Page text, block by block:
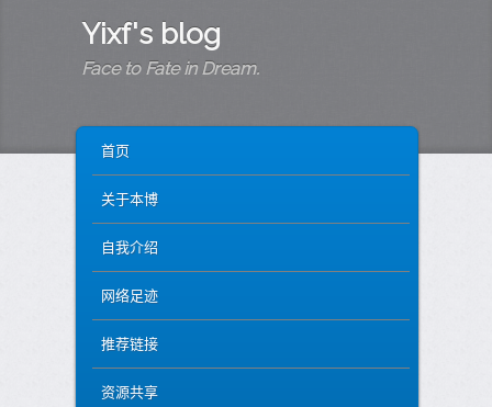
Yixf's blog
Face to Fate in Dream.
SKIP TO PRIMARY CONTENT
SKIP TO SECONDARY CONTENT
首页
关于本博
自我介绍
网络足迹
推荐链接
资源共享